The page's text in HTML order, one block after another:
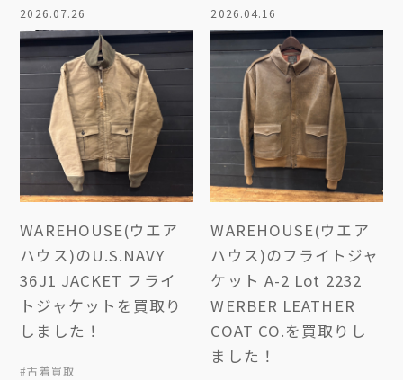
2026.07.26
WAREHOUSE(ウエア
ハウス)のU.S.NAVY
36J1 JACKET フライ
トジャケットを買取り
しました！
#古着買取
2026.04.16
WAREHOUSE(ウエア
ハウス)のフライトジャ
ケット A-2 Lot 2232
WERBER LEATHER
COAT CO.を買取りし
ました！